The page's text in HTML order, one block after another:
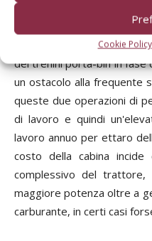
Cookie Policy
dall'assenza. È il caso del
per la potatura, la cui
è talvolta solo occasionale,
dei trenini porta-bin in fase
un ostacolo alla frequente
queste due operazioni di
di lavoro e quindi
lavoro annuo per ettaro
costo della cabina incide
complessivo del
maggiore potenza oltre a
carburante, in certi casi